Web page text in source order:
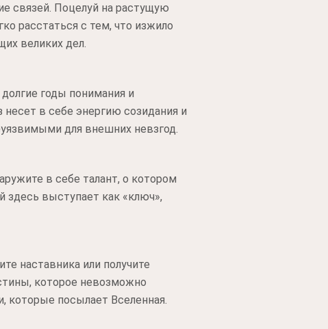
связей. Поцелуй на растущую
расстаться с тем, что изжило
великих дел.
годы понимания и
в себе энергию созидания и
для внешних невзгод.
в себе талант, о котором
здесь выступает как «ключ»,
наставника или получите
которое невозможно
которые посылает Вселенная.